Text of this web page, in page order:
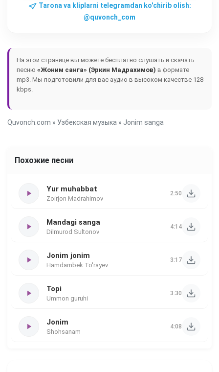
Tarona va kliplarni telegramdan ko'chirib olish:
@quvonch_com
На этой странице вы можете бесплатно слушать и скачать
песню «Жоним санга» (Эркин Мадрахимов) в формате
mp3. Мы подготовили для вас аудио в высоком качестве 128
kbps.
Quvonch.com » Узбекская музыка » Jonim sanga
Похожие песни
Yur muhabbat
Zoirjon Madrahimov
2:50
Mandagi sanga
Dilmurod Sultonov
4:14
Jonim jonim
Hamdambek To'rayev
3:17
Topi
Ummon guruhi
3:30
Jonim
Shohsanam
4:08